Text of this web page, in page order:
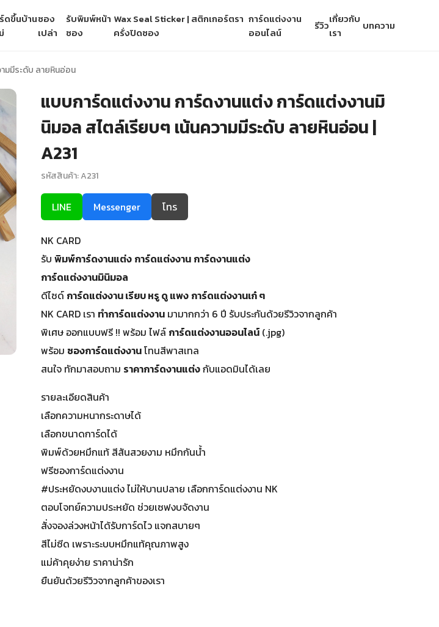
ดขึ้นบ้านซอง
เปล่า
รับพิมพ์หน้า
ซอง
Wax Seal Sticker | สติกเกอร์ตรา
ครั่งปิดซอง
การ์ดแต่งงาน
ออนไลน์
รีวิวเกี่ยวกับ
เรา
บทความ
มมีระดับ ลายหินอ่อน
แบบการ์ดแต่งงาน การ์ดงานแต่ง การ์ดแต่งงานมิ
นิมอล สไตล์เรียบๆ เน้นความมีระดับ ลายหินอ่อน |
A231
รหัสสินค้า: A231
LINE Messenger โทร
NK CARD
รับ พิมพ์การ์ดงานแต่ง การ์ดแต่งงาน การ์ดงานแต่ง
การ์ดแต่งงานมินิมอล
ดีไซด์ การ์ดแต่งงาน เรียบ หรู ดู แพง การ์ดแต่งงานเก๋ ๆ
NK CARD เรา ทำการ์ดแต่งงาน มามากกว่า 6 ปี รับประกันด้วยรีวิวจากลูกค้า
พิเศษ ออกแบบฟรี !! พร้อม ไฟล์ การ์ดแต่งงานออนไลน์ (.jpg)
พร้อม ซองการ์ดแต่งงานโทนสีพาสเทล
สนใจ ทักมาสอบถาม ราคาการ์ดงานแต่งกับแอดมินได้เลย
รายละเอียดสินค้า
เลือกความหนากระดาษได้
เลือกขนาดการ์ดได้
พิมพ์ด้วยหมึกแท้ สีสันสวยงาม หมึกกันน้ำ
ฟรีซองการ์ดแต่งงาน
#ประหยัดงบงานแต่ง ไม่ให้บานปลาย เลือกการ์ดแต่งงาน NK
ตอบโจทย์ความประหยัด ช่วยเซฟงบจัดงาน
สั่งจองล่วงหน้าได้รับการ์ดไว แจกสบายๆ
สีไม่ซีด เพราะระบบหมึกแท้คุณภาพสูง
แม่ค้าคุยง่าย ราคาน่ารัก
ยืนยันด้วยรีวิวจากลูกค้าของเรา